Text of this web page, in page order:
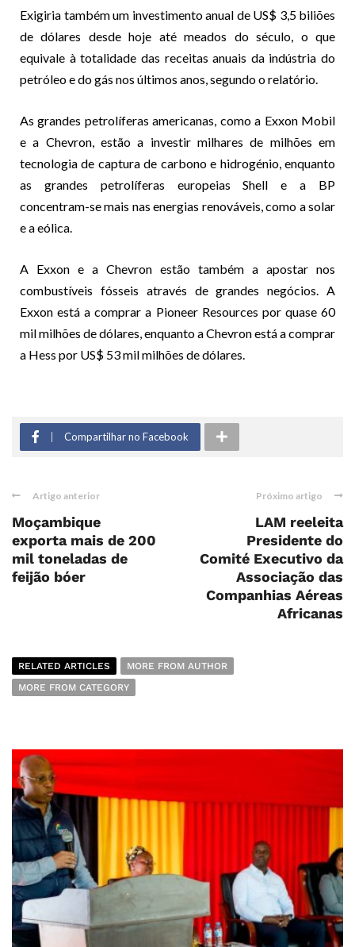
Exigiria também um investimento anual de US$ 3,5 biliões
de dólares desde hoje até meados do século, o que
equivale à totalidade das receitas anuais da indústria do
petróleo e do gás nos últimos anos, segundo o relatório.
As grandes petrolíferas americanas, como a Exxon Mobil
e a Chevron, estão a investir milhares de milhões em
tecnologia de captura de carbono e hidrogénio, enquanto
as grandes petrolíferas europeias Shell e a BP
concentram-se mais nas energias renováveis, como a solar
e a eólica.
A Exxon e a Chevron estão também a apostar nos
combustíveis fósseis através de grandes negócios. A
Exxon está a comprar a Pioneer Resources por quase 60
mil milhões de dólares, enquanto a Chevron está a comprar
a Hess por US$ 53 mil milhões de dólares.
Compartilhar no Facebook
Artigo anterior
Moçambique
exporta mais de 200
mil toneladas de
feijão bóer
Próximo artigo
LAM reeleita
Presidente do
Comité Executivo da
Associação das
Companhias Aéreas
Africanas
RELATED ARTICLES
MORE FROM AUTHOR
MORE FROM CATEGORY